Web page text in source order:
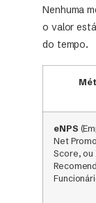
Nenhuma
o valor
do tempo.
eNPS
Net
Score, ou